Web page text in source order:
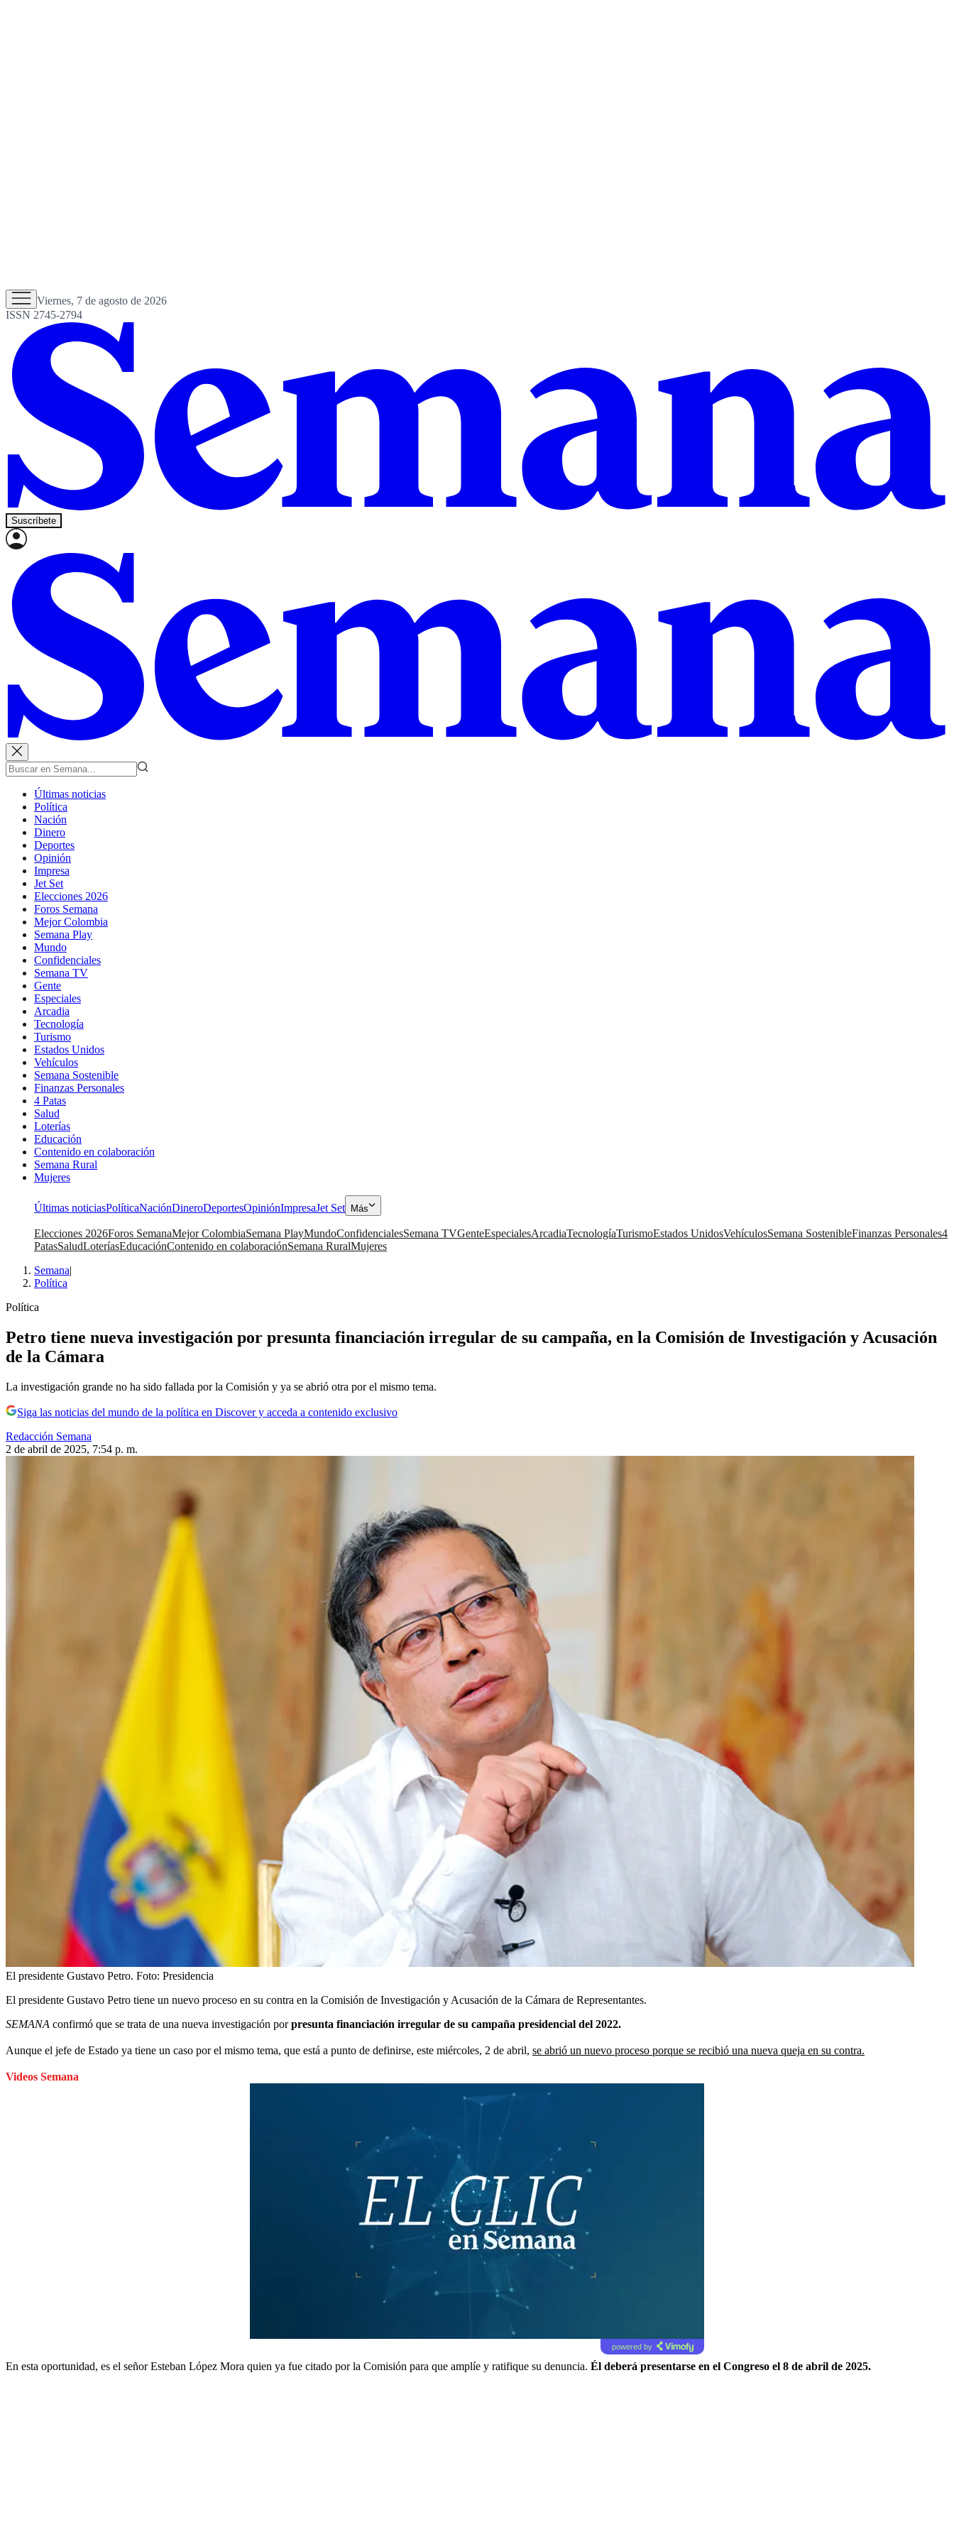
Viernes, 7 de agosto de 2026
ISSN 2745-2794
Suscríbete
Últimas noticias
Política
Nación
Dinero
Deportes
Opinión
Impresa
Jet Set
Elecciones 2026
Foros Semana
Mejor Colombia
Semana Play
Mundo
Confidenciales
Semana TV
Gente
Especiales
Arcadia
Tecnología
Turismo
Estados Unidos
Vehículos
Semana Sostenible
Finanzas Personales
4 Patas
Salud
Loterías
Educación
Contenido en colaboración
Semana Rural
Mujeres
Últimas noticiasPolíticaNaciónDineroDeportesOpiniónImpresaJet Set Más
Elecciones 2026Foros SemanaMejor ColombiaSemana PlayMundoConfidencialesSemana TVGenteEspecialesArcadiaTecnologíaTurismoEstados UnidosVehículosSemana SostenibleFinanzas Personales4
PatasSaludLoteríasEducaciónContenido en colaboraciónSemana RuralMujeres
Semana|
Política
Política
Petro tiene nueva investigación por presunta financiación irregular de su campaña, en la Comisión de Investigación y Acusación
de la Cámara
La investigación grande no ha sido fallada por la Comisión y ya se abrió otra por el mismo tema.
Siga las noticias del mundo de la política en Discover y acceda a contenido exclusivo
Redacción Semana
2 de abril de 2025, 7:54 p. m.
El presidente Gustavo Petro. Foto: Presidencia
El presidente Gustavo Petro tiene un nuevo proceso en su contra en la Comisión de Investigación y Acusación de la Cámara de Representantes.
SEMANA confirmó que se trata de una nueva investigación porpresunta financiación irregular de su campaña presidencial del 2022.
Aunque el jefe de Estado ya tiene un caso por el mismo tema, que está a punto de definirse, este miércoles, 2 de abril, se abrió un nuevo proceso porque se recibió una nueva queja en su contra.
Videos Semana
powered by
En esta oportunidad, es el señor Esteban López Mora quien ya fue citado por la Comisión para que amplíe y ratifique su denuncia. Él deberá presentarse en el Congreso el 8 de abril de 2025.